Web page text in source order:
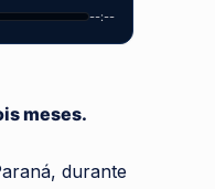
--:--
meses.
durante